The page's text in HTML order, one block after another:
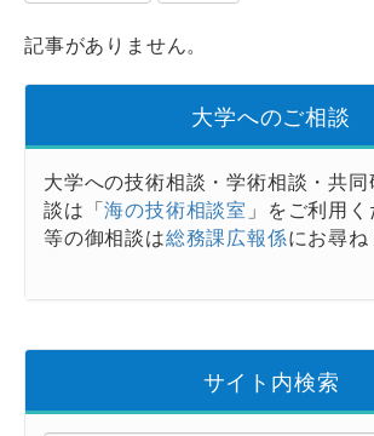
記事がありません。
大学へのご相談
大学への技術相談・学術相談・共
談は「海の技術相談室 」をご利用
等の御相談は総務課広報係にお尋ね
サイト内検索